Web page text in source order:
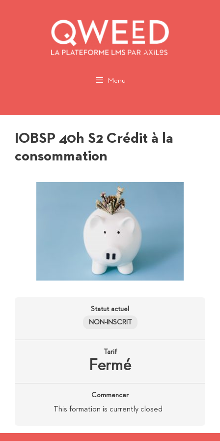
Menu
IOBSP 40h S2 Crédit à la
consommation
Statut actuel
NON-INSCRIT
Tarif
Fermé
Commencer
This formation is currently closed